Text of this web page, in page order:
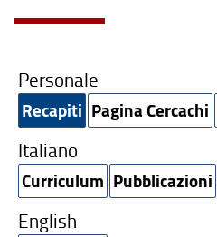
Personale
Recapiti Pagina Cercachi
Italiano
Curriculum Pubblicazioni
English